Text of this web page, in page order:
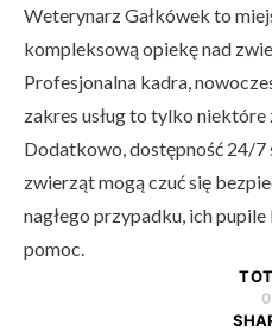
Weterynarz Gałkówek to
kompleksową opiekę nad
Profesjonalna kadra,
zakres usług to tylko
Dodatkowo, dostępność 24/7
zwierząt mogą czuć się
nagłego przypadku, ich
pomoc.
0